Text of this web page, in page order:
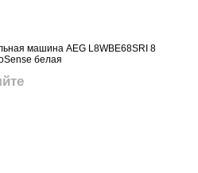
машина AEG L8WBE68SRI 8
белая